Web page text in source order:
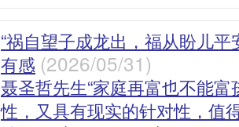
“祸自望子成龙出，福从盼儿
有感 (2026/05/31)
聂圣哲先生“家庭再富也不能
性，又具有现实的针对性，值